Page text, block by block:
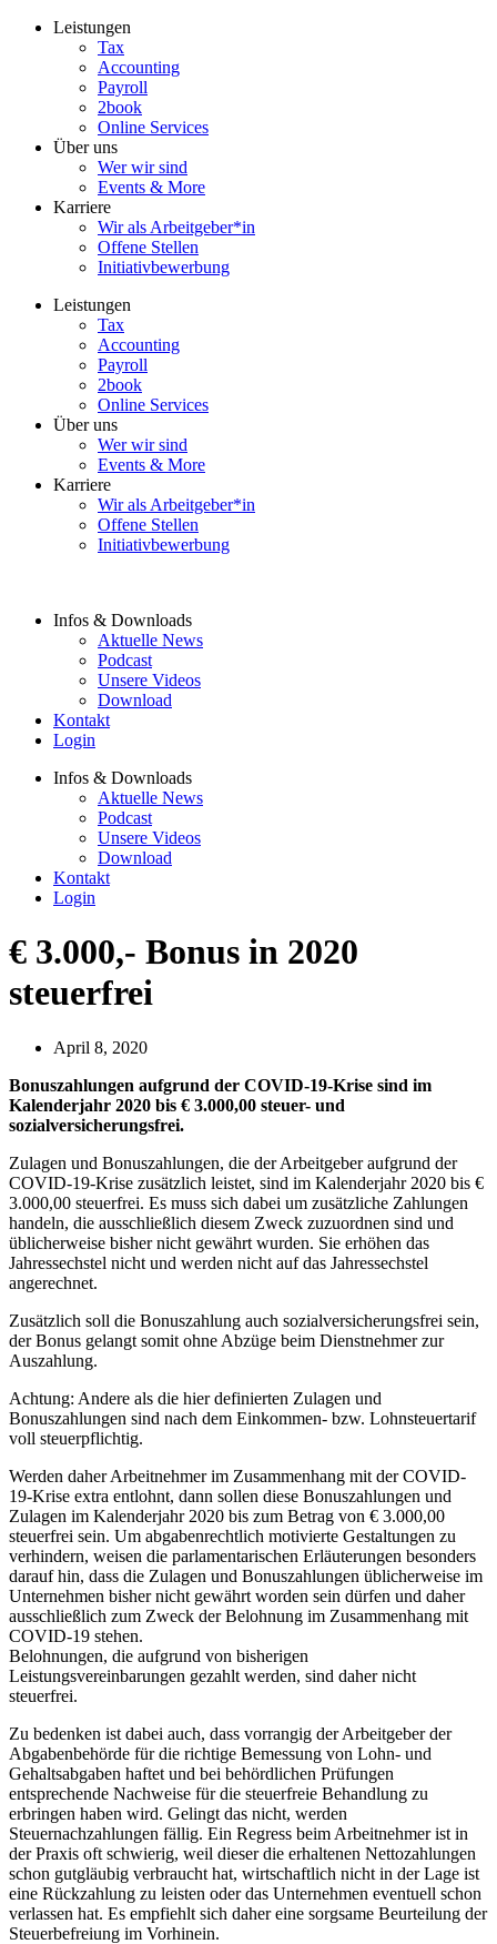
Zum
Leistungen
Tax
Accounting
Payroll
2book
Online Services
Über uns
Wer wir sind
Events & More
Karriere
Wir als Arbeitgeber*in
Offene Stellen
Initiativbewerbung
Leistungen
Tax
Accounting
Payroll
2book
Online Services
Über uns
Wer wir sind
Events & More
Karriere
Wir als Arbeitgeber*in
Offene Stellen
Initiativbewerbung
Infos & Downloads
Aktuelle News
Podcast
Unsere Videos
Download
Kontakt
Login
Infos & Downloads
Aktuelle News
Podcast
Unsere Videos
Download
Kontakt
Login
€ 3.000,- Bonus in 2020
steuerfrei
April 8, 2020
Bonuszahlungen aufgrund der COVID-19-Krise sind im
Kalenderjahr 2020 bis € 3.000,00 steuer- und
sozialversicherungsfrei.
Zulagen und Bonuszahlungen, die der Arbeitgeber aufgrund der
COVID-19-Krise zusätzlich leistet, sind im Kalenderjahr 2020 bis €
3.000,00 steuerfrei. Es muss sich dabei um zusätzliche Zahlungen
handeln, die ausschließlich diesem Zweck zuzuordnen sind und
üblicherweise bisher nicht gewährt wurden. Sie erhöhen das
Jahressechstel nicht und werden nicht auf das Jahressechstel
angerechnet.
Zusätzlich soll die Bonuszahlung auch sozialversicherungsfrei sein,
der Bonus gelangt somit ohne Abzüge beim Dienstnehmer zur
Auszahlung.
Achtung: Andere als die hier definierten Zulagen und
Bonuszahlungen sind nach dem Einkommen- bzw. Lohnsteuertarif
voll steuerpflichtig.
Werden daher Arbeitnehmer im Zusammenhang mit der COVID-
19-Krise extra entlohnt, dann sollen diese Bonuszahlungen und
Zulagen im Kalenderjahr 2020 bis zum Betrag von € 3.000,00
steuerfrei sein. Um abgabenrechtlich motivierte Gestaltungen zu
verhindern, weisen die parlamentarischen Erläuterungen besonders
darauf hin, dass die Zulagen und Bonuszahlungen üblicherweise im
Unternehmen bisher nicht gewährt worden sein dürfen und daher
ausschließlich zum Zweck der Belohnung im Zusammenhang mit
COVID-19 stehen.
Belohnungen, die aufgrund von bisherigen
Leistungsvereinbarungen gezahlt werden, sind daher nicht
steuerfrei.
Zu bedenken ist dabei auch, dass vorrangig der Arbeitgeber der
Abgabenbehörde für die richtige Bemessung von Lohn- und
Gehaltsabgaben haftet und bei behördlichen Prüfungen
entsprechende Nachweise für die steuerfreie Behandlung zu
erbringen haben wird. Gelingt das nicht, werden
Steuernachzahlungen fällig. Ein Regress beim Arbeitnehmer ist in
der Praxis oft schwierig, weil dieser die erhaltenen Nettozahlungen
schon gutgläubig verbraucht hat, wirtschaftlich nicht in der Lage ist
eine Rückzahlung zu leisten oder das Unternehmen eventuell schon
verlassen hat. Es empfiehlt sich daher eine sorgsame Beurteilung der
Steuerbefreiung im Vorhinein.